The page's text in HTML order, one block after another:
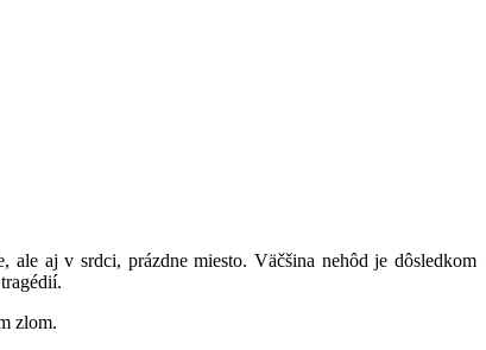
ale aj v srdci, prázdne miesto. Väčšina nehôd je dôsledkom
zlom.